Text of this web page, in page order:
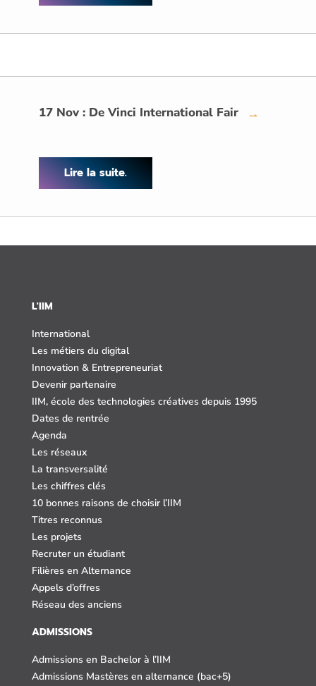
17 Nov : De Vinci International Fair →
Lire la suite.
L'IIM
International
Les métiers du digital
Innovation & Entrepreneuriat
Devenir partenaire
IIM, école des technologies créatives depuis 1995
Dates de rentrée
Agenda
Les réseaux
La transversalité
Les chiffres clés
10 bonnes raisons de choisir l’IIM
Titres reconnus
Les projets
Recruter un étudiant
Filières en Alternance
Appels d’offres
Réseau des anciens
ADMISSIONS
Admissions en Bachelor à l’IIM
Admissions Mastères en alternance (bac+5)